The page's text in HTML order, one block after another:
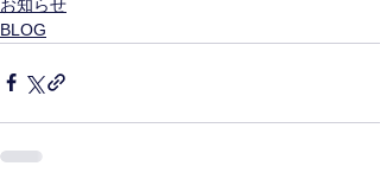
お知らせ
BLOG